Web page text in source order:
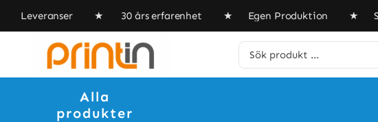
Skip
to
Leveranser ★ 30 års erfarenhet ★ Egen Produktion ★
Search
for:
Alla
produkter